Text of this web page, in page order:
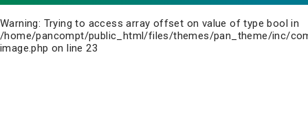
Warning: Trying to access array offset on value of type bool in
/home/pancompt/public_html/files/themes/pan_theme/inc/
image.php on line23